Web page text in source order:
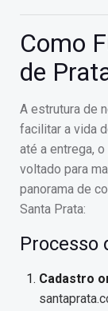
Como
de
A estrutura de
facilitar a vida
até a entrega,
voltado para
panorama de
Santa Prata:
Processo
Cadastro